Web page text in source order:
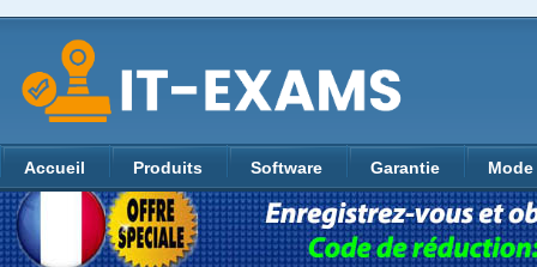
Accueil Produits Software Garantie